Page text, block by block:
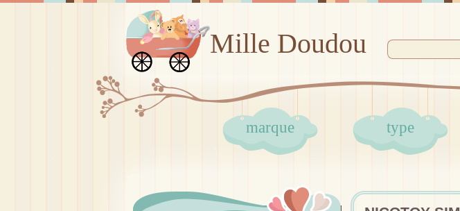
Mille Doudou
marque type